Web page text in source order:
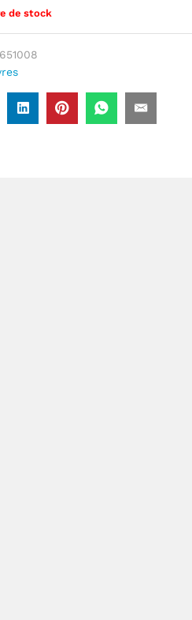
de stock